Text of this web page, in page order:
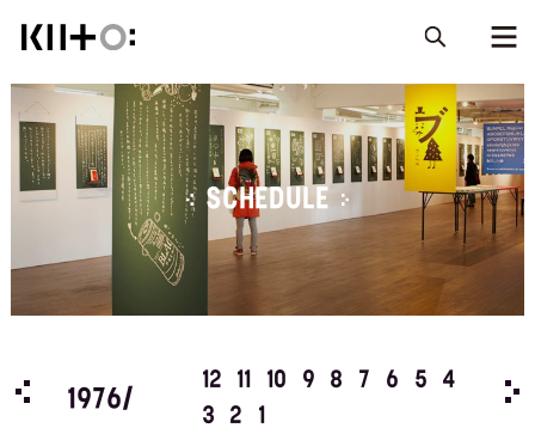
SCHEDULE
4
1976/
12 11 10 9 8 7 6 5
4
3
2 1